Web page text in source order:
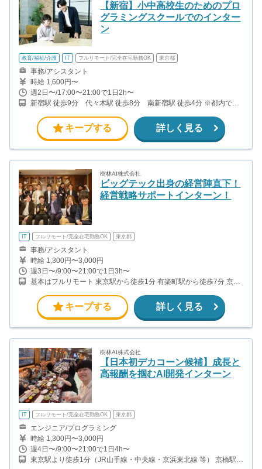
【新宿】小中高校生のためのプロ
グラミングスクールでのインター
ン
教育/福祉/介護 IT フルリモート/完全在宅勤務OK 東京都
事務/アシスタント
時給 1,600円〜
週2日〜/17:00〜21:00で1日2h〜
新宿駅 徒歩9分 代々木駅 徒歩8分 南新宿駅 徒歩4分 ※都内で
キープする 詳しく見る
樹林AI株式会社
ビッグテック出身の経営陣直下！
経営戦略サポートインターン！
IT フルリモート/完全在宅勤務OK 東京都
事務/アシスタント
時給 1,300円〜3,000円
週3日〜/9:00〜21:00で1日3h〜
基本はフルリモート 東京駅から徒歩1分 有楽町駅から徒歩7分 京橋
キープする 詳しく見る
樹林AI株式会社
【日本初デカコーン候補】成長と
高報酬を掴むAI開発インターン
IT フルリモート/完全在宅勤務OK 東京都
エンジニア/プログラミング
時給 1,300円〜3,000円
週4日〜/9:00〜21:00で1日4h〜
東京駅より徒歩1分（JR山手線・中央線・京浜東北線 等） 京橋駅よ